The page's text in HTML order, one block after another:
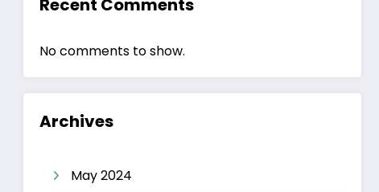
Recent Comments
No comments to show.
Archives
May 2024